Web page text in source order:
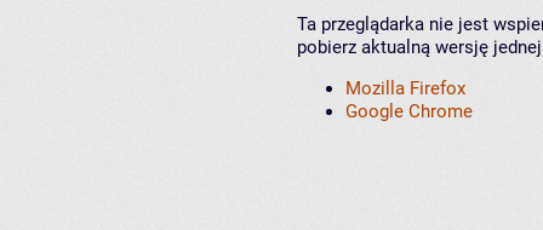
Ta przeglądarka nie jest
pobierz aktualną wersję
Mozilla Firefox
Google Chrome